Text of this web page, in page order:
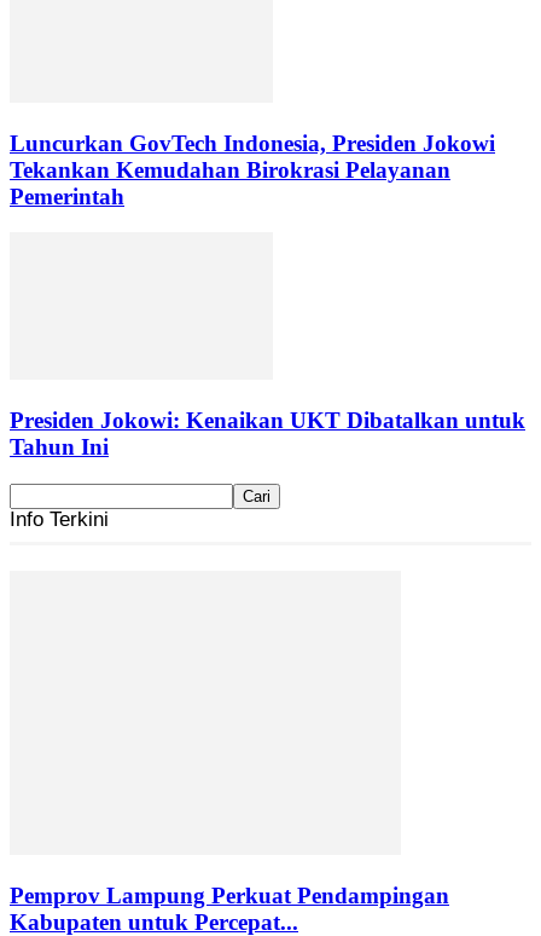
Luncurkan GovTech Indonesia, Presiden Jokowi
Tekankan Kemudahan Birokrasi Pelayanan
Pemerintah
Presiden Jokowi: Kenaikan UKT Dibatalkan untuk
Tahun Ini
Info Terkini
Pemprov Lampung Perkuat Pendampingan
Kabupaten untuk Percepat...